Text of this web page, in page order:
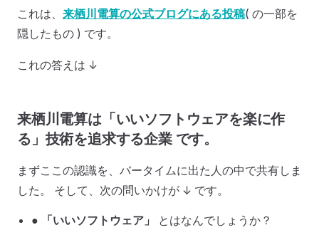
これは、 来栖川電算の公式ブログにある投稿( の一部を
隠したもの ) です。
これの答えは ↓
来栖川電算は「いいソフトウェアを楽に作
る」技術を追求する企業 です。
まずここの認識を、バータイムに出た人の中で共有しま
した。 そして、次の問いかけが ↓ です。
● 「いいソフトウェア」
とはなんでしょうか？